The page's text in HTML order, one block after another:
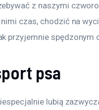
z naszymi
czas, chodzić na
przyjemnie spędzonym
psa
lubią